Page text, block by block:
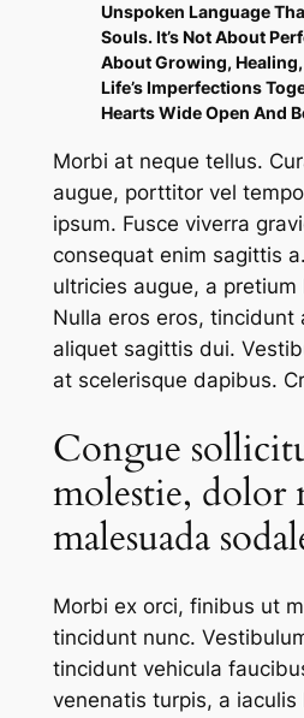
Unspoken Language
Souls. It’s Not About
About Growing,
Life’s Imperfections
Hearts Wide Open And
Morbi at neque tellus.
augue, porttitor vel
ipsum. Fusce viverra
consequat enim sagittis
ultricies augue, a
Nulla eros eros, tincidunt
aliquet sagittis dui.
at scelerisque dapibus.
Congue
molestie, dolor
malesuada
Morbi ex orci, finibus ut
tincidunt nunc.
tincidunt vehicula
venenatis turpis, a iaculis